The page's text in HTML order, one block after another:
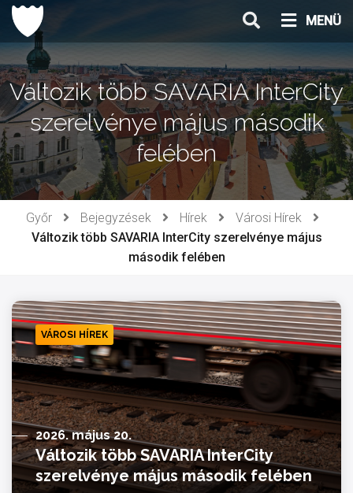
Ugrás
tartalomhoz
MENÜ
Változik több SAVARIA InterCity
szerelvénye május második
felében
Győr Bejegyzések Hírek
Városi Hírek
Változik több SAVARIA InterCity szerelvénye május
második felében
VÁROSI HÍREK
2026. május 20.
Változik több SAVARIA InterCity
szerelvénye május második felében